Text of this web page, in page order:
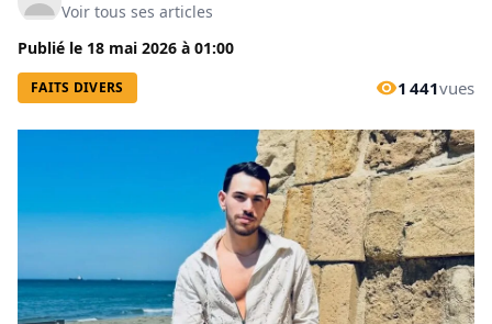
Voir tous ses articles
Publié le 18 mai 2026 à 01:00
FAITS DIVERS 1 441vues